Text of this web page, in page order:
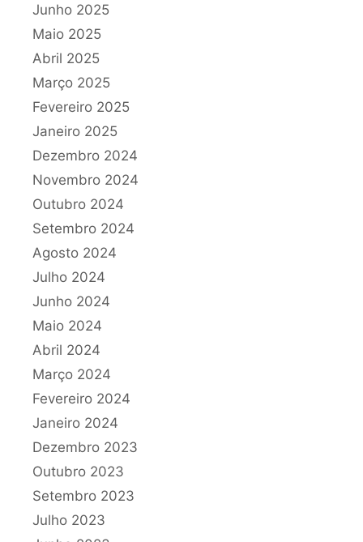
Junho 2025
Maio 2025
Abril 2025
Março 2025
Fevereiro 2025
Janeiro 2025
Dezembro 2024
Novembro 2024
Outubro 2024
Setembro 2024
Agosto 2024
Julho 2024
Junho 2024
Maio 2024
Abril 2024
Março 2024
Fevereiro 2024
Janeiro 2024
Dezembro 2023
Outubro 2023
Setembro 2023
Julho 2023